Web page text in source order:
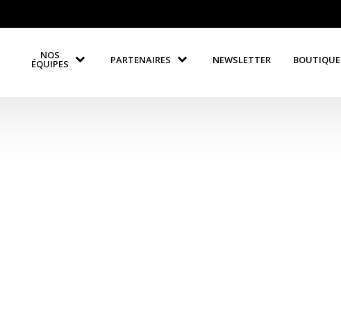
NOS
ÉQUIPES PARTENAIRES NEWSLETTER BOUTIQUE